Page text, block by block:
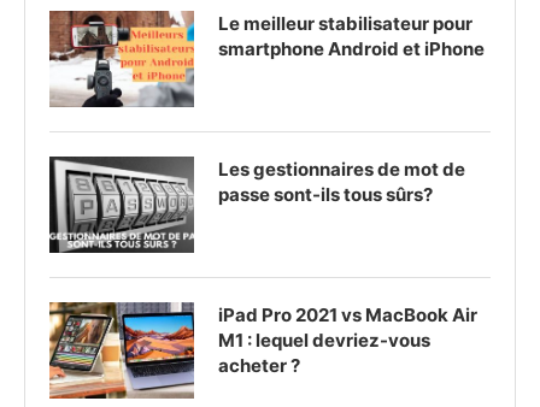
Le meilleur stabilisateur pour
smartphone Android et iPhone
Les gestionnaires de mot de
passe sont-ils tous sûrs?
iPad Pro 2021 vs MacBook Air
M1 : lequel devriez-vous
acheter ?